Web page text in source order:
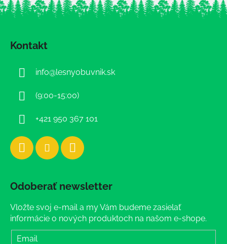
Kontakt
info@lesnyobuvnik.sk
(9:00-15:00)
+421 950 367 101
Odoberať newsletter
Vložte svoj e-mail a my Vám budeme zasielať
informácie o nových produktoch na našom e-shope.
Email